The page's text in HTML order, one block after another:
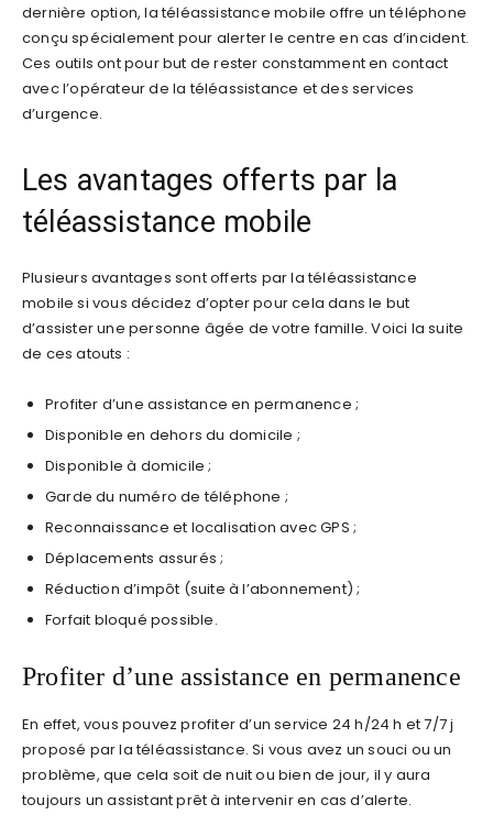
dernière option, la téléassistance mobile offre un téléphone
conçu spécialement pour alerter le centre en cas d’incident.
Ces outils ont pour but de rester constamment en contact
avec l’opérateur de la téléassistance et des services
d’urgence.
Les avantages offerts par la
téléassistance mobile
Plusieurs avantages sont offerts par la téléassistance
mobile si vous décidez d’opter pour cela dans le but
d’assister une personne âgée de votre famille. Voici la suite
de ces atouts :
Profiter d’une assistance en permanence ;
Disponible en dehors du domicile ;
Disponible à domicile ;
Garde du numéro de téléphone ;
Reconnaissance et localisation avec GPS ;
Déplacements assurés ;
Réduction d’impôt (suite à l’abonnement) ;
Forfait bloqué possible.
Profiter d’une assistance en permanence
En effet, vous pouvez profiter d’un service 24 h/24 h et 7/7 j
proposé par la téléassistance. Si vous avez un souci ou un
problème, que cela soit de nuit ou bien de jour, il y aura
toujours un assistant prêt à intervenir en cas d’alerte.